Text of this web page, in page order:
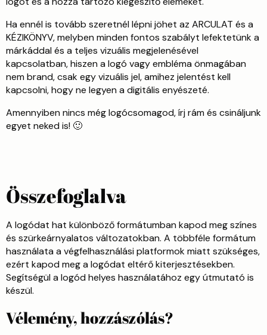
Ha ennél is tovább szeretnél lépni jöhet az ARCULAT és a
KÉZIKÖNYV, melyben minden fontos szabályt lefektetünk a
márkáddal és a teljes vizuális megjelenésével
kapcsolatban, hiszen a logó vagy embléma önmagában
nem brand, csak egy vizuális jel, amihez jelentést kell
kapcsolni, hogy ne legyen a digitális enyészeté.
Amennyiben nincs még logócsomagod, írj rám és csináljunk
egyet neked is! 🙂
Összefoglalva
A logódat hat különböző formátumban kapod meg színes
és szürkeárnyalatos változatokban. A többféle formátum
használata a végfelhasználási platformok miatt szükséges,
ezért kapod meg a logódat eltérő kiterjesztésekben.
Segítségül a logód helyes használatához egy útmutató is
készül.
Vélemény, hozzászólás?